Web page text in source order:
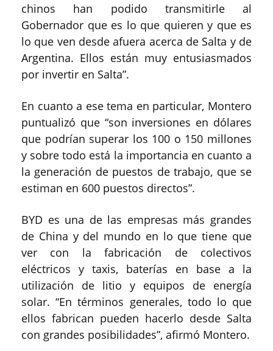
chinos han podido transmitirle al
Gobernador que es lo que quieren y que es
lo que ven desde afuera acerca de Salta y de
Argentina. Ellos están muy entusiasmados
por invertir en Salta”.
En cuanto a ese tema en particular, Montero
puntualizó que “son inversiones en dólares
que podrían superar los 100 o 150 millones
y sobre todo está la importancia en cuanto a
la generación de puestos de trabajo, que se
estiman en 600 puestos directos”.
BYD es una de las empresas más grandes
de China y del mundo en lo que tiene que
ver con la fabricación de colectivos
eléctricos y taxis, baterías en base a la
utilización de litio y equipos de energía
solar. “En términos generales, todo lo que
ellos fabrican pueden hacerlo desde Salta
con grandes posibilidades”, afirmó Montero.